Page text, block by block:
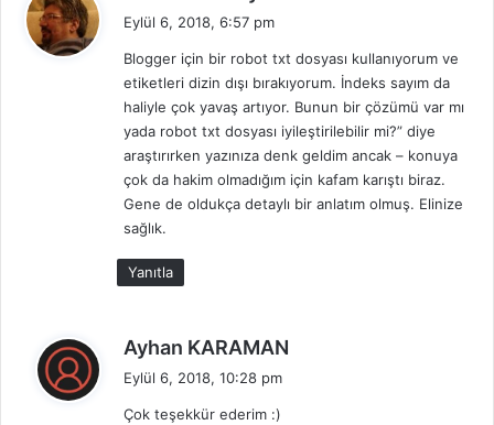
i
k
i
:
Eylül 6, 2018, 6:57 pm
Blogger için bir robot txt dosyası kullanıyorum ve
etiketleri dizin dışı bırakıyorum. İndeks sayım da
haliyle çok yavaş artıyor. Bunun bir çözümü var mı
yada robot txt dosyası iyileştirilebilir mi?” diye
araştırırken yazınıza denk geldim ancak – konuya
çok da hakim olmadığım için kafam karıştı biraz.
Gene de oldukça detaylı bir anlatım olmuş. Elinize
sağlık.
Yanıtla
Ayhan KARAMAN
Eylül 6, 2018, 10:28 pm
Çok teşekkür ederim :)